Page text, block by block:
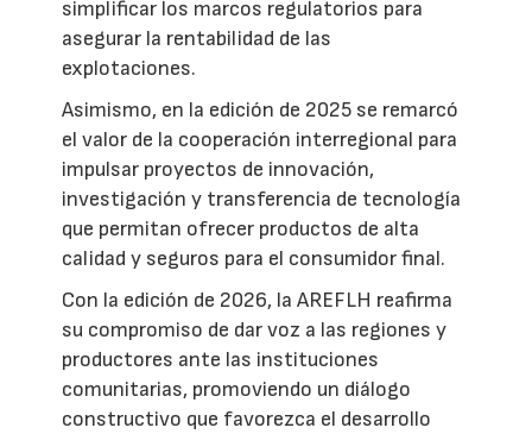
simplificar los marcos regulatorios para
asegurar la rentabilidad de las
explotaciones.
Asimismo, en la edición de 2025 se remarcó
el valor de la cooperación interregional para
impulsar proyectos de innovación,
investigación y transferencia de tecnología
que permitan ofrecer productos de alta
calidad y seguros para el consumidor final.
Con la edición de 2026, la AREFLH reafirma
su compromiso de dar voz a las regiones y
productores ante las instituciones
comunitarias, promoviendo un diálogo
constructivo que favorezca el desarrollo